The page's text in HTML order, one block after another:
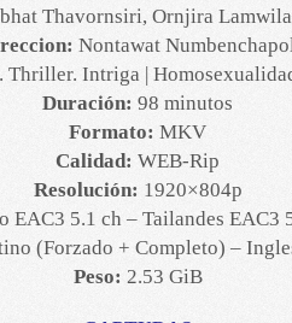
Thavornsiri, Ornjira
Nontawat
Thriller. Intriga |
Duración: 98 minutos
Formato: MKV
Calidad: WEB-Rip
Resolución: 1920×804p
EAC3 5.1 ch – Tailandes EAC3
(Forzado + Completo) –
Peso: 2.53 GiB